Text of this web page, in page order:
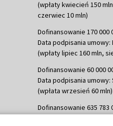
(wpłaty kwiecień 150
czerwiec 10 mln)
Dofinansowanie 170 000
Data podpisania umowy:
(wpłaty lipiec 160 mln,
Dofinansowanie 60 000
Data podpisania umowy:
(wpłata wrzesień 60 mln)
Dofinansowanie 635 783